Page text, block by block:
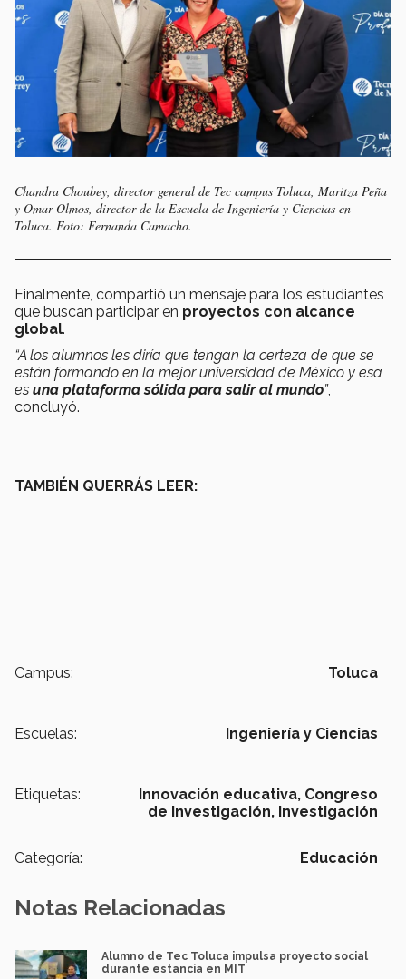
Chandra Choubey, director general de Tec campus Toluca, Maritza Peña
y Omar Olmos, director de la Escuela de Ingeniería y Ciencias en
Toluca. Foto: Fernanda Camacho.
Finalmente, compartió un mensaje para los estudiantes
que buscan participar en proyectos con alcance
global.
“A los alumnos les diría que tengan la certeza de que se
están formando en la mejor universidad de México y esa
es una plataforma sólida para salir al mundo”,
concluyó.
TAMBIÉN QUERRÁS LEER:
Campus: Toluca
Escuelas: Ingeniería y Ciencias
Etiquetas: Innovación educativa, Congreso
de Investigación, Investigación
Categoría: Educación
Notas Relacionadas
Alumno de Tec Toluca impulsa proyecto social
durante estancia en MIT